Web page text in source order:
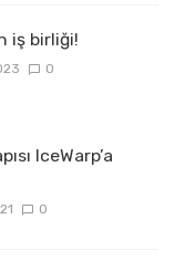
iş birliği!
0
IceWarp’a
0